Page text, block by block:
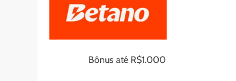
Bônus até R$1.000